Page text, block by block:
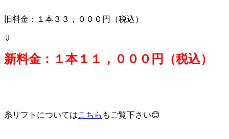
旧料金：１本３３，０００円（税込）
⇩
新料金：１本１１，０００円（税込）
糸リフトについてはこちら もご覧下さい😊